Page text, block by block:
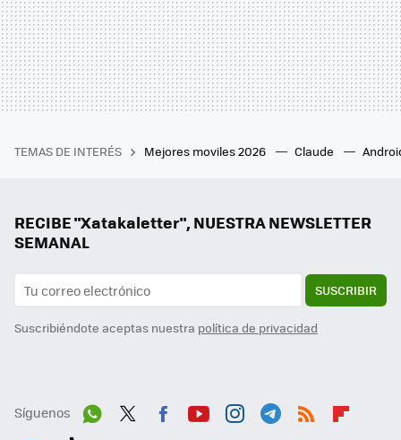
TEMAS DE INTERÉS Mejores moviles 2026 Claude
RECIBE "Xatakaletter", NUESTRA NEWSLETTER
SEMANAL
SUSCRIBIR
Suscribiéndote aceptas nuestra política de privacidad
Síguenos